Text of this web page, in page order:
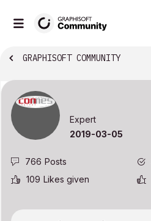
GRAPHISOFT COMMUNITY
Expert
‎2019-03-05
766 Posts
109 Likes given